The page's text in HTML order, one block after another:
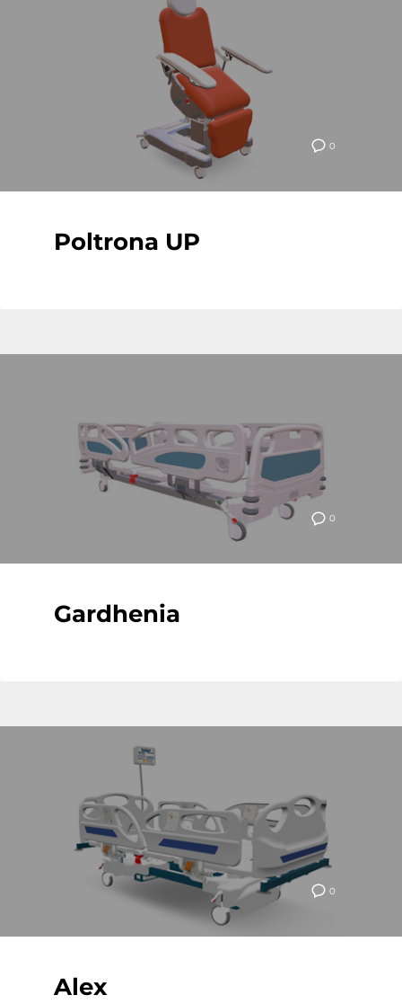
0
Poltrona UP
0
Gardhenia
0
Alex